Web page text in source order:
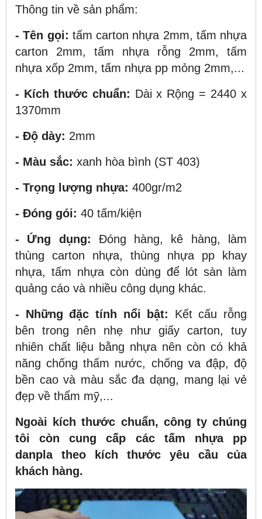
Thông tin về sản phẩm:
- Tên gọi: tấm carton nhựa 2mm, tấm nhựa
carton 2mm, tấm nhựa rỗng 2mm, tấm
nhựa xốp 2mm, tấm nhựa pp mỏng 2mm,...
- Kích thước chuẩn: Dài x Rộng = 2440 x
1370mm
- Độ dày: 2mm
- Màu sắc: xanh hòa bình (ST 403)
- Trọng lượng nhựa: 400gr/m2
- Đóng gói: 40 tấm/kiện
- Ứng dụng: Đóng hàng, kê hàng, làm
thùng carton nhựa, thùng nhựa pp khay
nhựa, tấm nhựa còn dùng để lót sàn làm
quảng cáo và nhiều công dụng khác.
- Những đặc tính nổi bật: Kết cấu rỗng
bên trong nên nhẹ như giấy carton, tuy
nhiên chất liệu bằng nhựa nên còn có khả
năng chống thấm nước, chống va đập, độ
bền cao và màu sắc đa dạng, mang lại vẻ
đẹp về thẩm mỹ,...
Ngoài kích thước chuẩn, công ty chúng
tôi còn cung cấp các tấm nhựa pp
danpla theo kích thước yêu cầu của
khách hàng.